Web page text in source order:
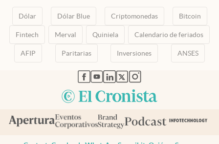
Dólar Dólar Blue Criptomonedas Bitcoin
Fintech Merval Quiniela Calendario de feriados
AFIP Paritarias Inversiones ANSES
abre en nueva pestaña
abre en nueva pestaña
abre en nueva pestaña
abre en nueva pestaña
abre en nueva pestaña